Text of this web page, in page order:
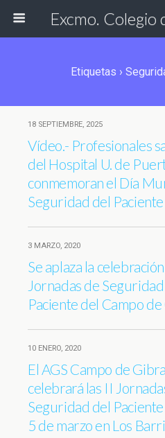
Etiquetas ›
18 SEPTIEMBRE, 2025
Vídeo.- Profesionales
del Hospital U. de
conmemoran el Día
Seguridad del Paciente
3 MARZO, 2020
Se aplaza la
Jornadas de
Paciente del Campo
10 ENERO, 2020
El AGS Campo de
celebrará las II
Seguridad del
5 de marzo en Los